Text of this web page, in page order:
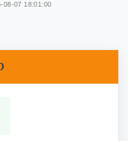
08-07 18:01:00